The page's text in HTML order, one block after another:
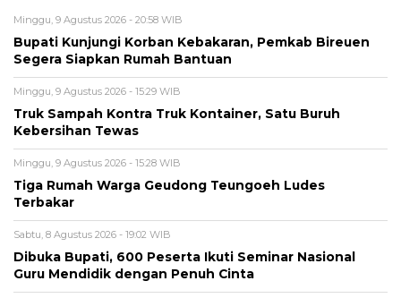
Minggu, 9 Agustus 2026 - 20:58 WIB
Bupati Kunjungi Korban Kebakaran, Pemkab Bireuen
Segera Siapkan Rumah Bantuan
Minggu, 9 Agustus 2026 - 15:29 WIB
Truk Sampah Kontra Truk Kontainer, Satu Buruh
Kebersihan Tewas
Minggu, 9 Agustus 2026 - 15:28 WIB
Tiga Rumah Warga Geudong Teungoeh Ludes
Terbakar
Sabtu, 8 Agustus 2026 - 19:02 WIB
Dibuka Bupati, 600 Peserta Ikuti Seminar Nasional
Guru Mendidik dengan Penuh Cinta